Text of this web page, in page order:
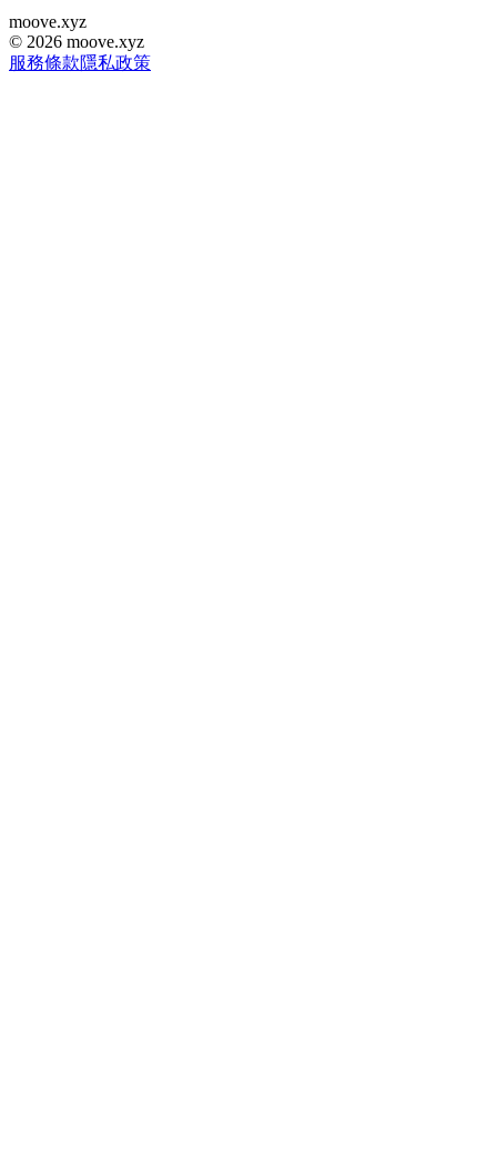
moove.xyz
© 2026 moove.xyz
服務條款隱私政策